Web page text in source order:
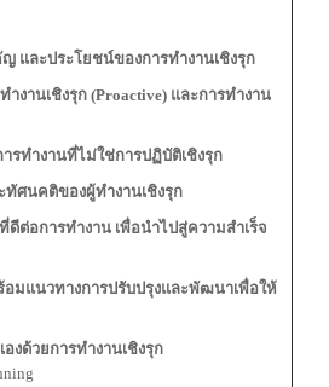
และประโยชน์ของการทำงานเชิงรุก
งานเชิงรุก (Proactive) และการทำงาน
ทำงานที่ไม่ใช่การปฏิบัติเชิงรุก
ศนคติของผู้ทำงานเชิงรุก
ดีต่อการทำงาน เพื่อนำไปสู่ความสำเร็จ
อมแนวทางการปรับปรุงและพัฒนาเพื่อให้
งด้วยการทำงานเชิงรุก